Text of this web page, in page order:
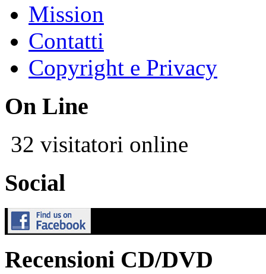
Mission
Contatti
Copyright e Privacy
On Line
32 visitatori online
Social
Recensioni CD/DVD